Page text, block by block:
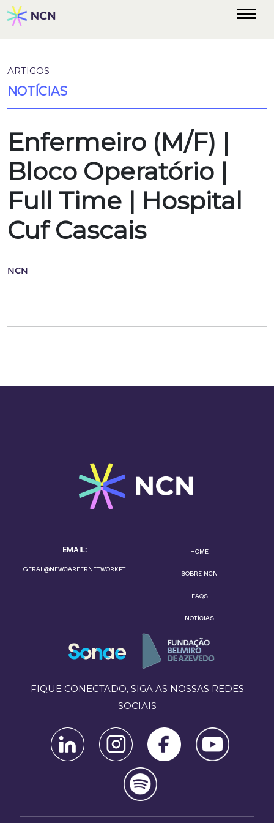
ARTIGOS
NOTÍCIAS
Enfermeiro (M/F)​ |
Bloco Operatório |
Full Time | Hospital
Cuf Cascais
NCN
EMAIL:
GERAL@NEWCAREERNETWORK.PT
HOME
SOBRE NCN
FAQS
NOTÍCIAS
FIQUE CONECTADO, SIGA AS NOSSAS REDES
SOCIAIS